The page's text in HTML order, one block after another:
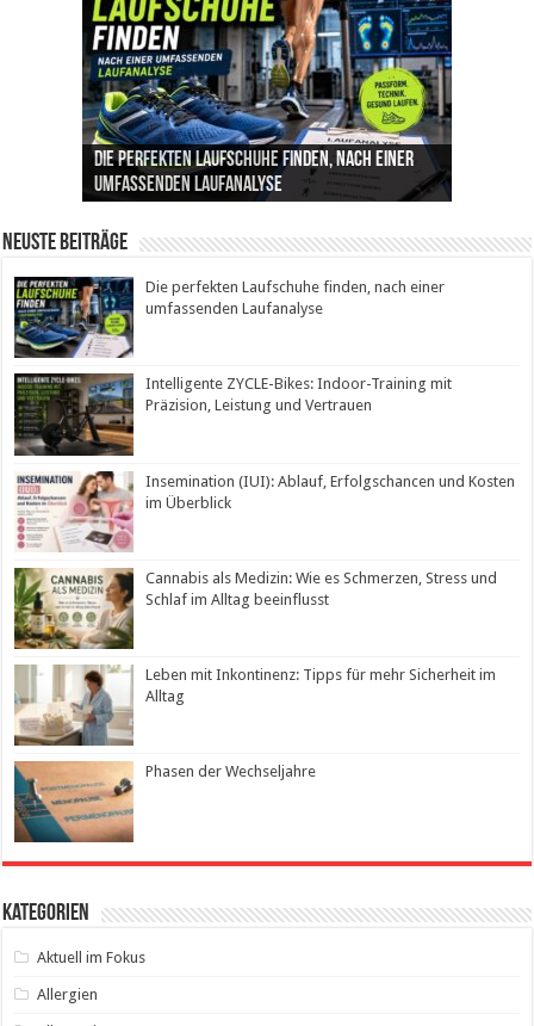
Die perfekten Laufschuhe finden, nach einer
umfassenden Laufanalyse
Intelligente ZYCLE-Bikes: Indoor-Training mit
Präzision, Leistung und Vertrauen
Insemination (IUI): Ablauf, Erfolgschancen und
Kosten im Überblick
Cannabis als Medizin: Wie es Schmerzen, Stress
und Schlaf im Alltag beeinflusst
Leben mit Inkontinenz: Tipps für mehr
Sicherheit im Alltag
Neuste Beiträge
Die perfekten Laufschuhe finden, nach einer
umfassenden Laufanalyse
Intelligente ZYCLE-Bikes: Indoor-Training mit
Präzision, Leistung und Vertrauen
Insemination (IUI): Ablauf, Erfolgschancen und Kosten
im Überblick
Cannabis als Medizin: Wie es Schmerzen, Stress und
Schlaf im Alltag beeinflusst
Leben mit Inkontinenz: Tipps für mehr Sicherheit im
Alltag
Phasen der Wechseljahre
Kategorien
Aktuell im Fokus
Allergien